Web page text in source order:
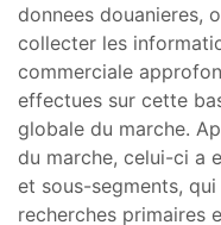
donnees douanieres,
collecter les
commerciale
effectues sur cette
globale du marche.
du marche, celui-ci a
et sous-segments,
recherches primaires